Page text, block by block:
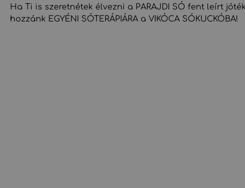
Ha Ti is szeretnétek élvezni a PARAJDI SÓ fent leírt
hozzánk EGYÉNI SÓTERÁPIÁRA a VIKÓCA SÓKUCKÓBA!